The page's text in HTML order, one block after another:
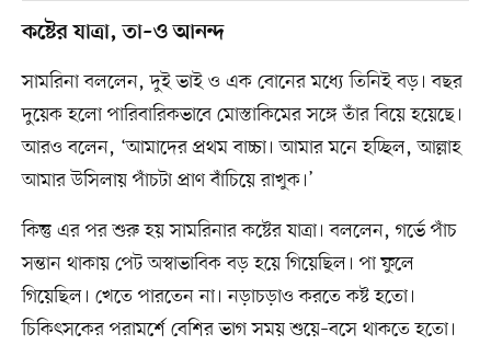
কষ্টের যাত্রা, তা–ও আনন্দ
সামরিনা বললেন, দুই ভাই ও এক বোনের মধ্যে তিনিই বড়। বছর
দুয়েক হলো পারিবারিকভাবে মোস্তাকিমের সঙ্গে তাঁর বিয়ে হয়েছে।
আরও বলেন, ‘আমাদের প্রথম বাচ্চা। আমার মনে হচ্ছিল, আল্লাহ
আমার উসিলায় পাঁচটা প্রাণ বাঁচিয়ে রাখুক।’
কিন্তু এর পর শুরু হয় সামরিনার কষ্টের যাত্রা। বললেন, গর্ভে পাঁচ
সন্তান থাকায় পেট অস্বাভাবিক বড় হয়ে গিয়েছিল। পা ফুলে
গিয়েছিল। খেতে পারতেন না। নড়াচড়াও করতে কষ্ট হতো।
চিকিৎসকের পরামর্শে বেশির ভাগ সময় শুয়ে–বসে থাকতে হতো।